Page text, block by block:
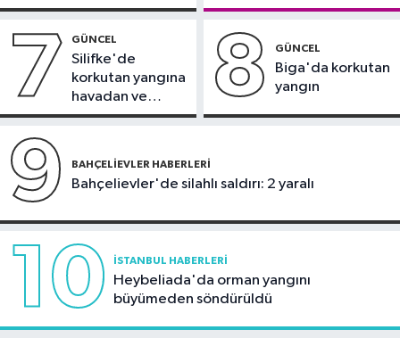
kavga
7 GÜNCEL
Silifke'de
korkutan yangına
havadan ve
karadan
8 GÜNCEL
Biga'da korkutan
yangın
9 BAHÇELIEVLER HABERLERI
Bahçelievler'de silahlı saldırı: 2 yaralı
10 İSTANBUL HABERLERI
Heybeliada'da orman yangını
büyümeden söndürüldü